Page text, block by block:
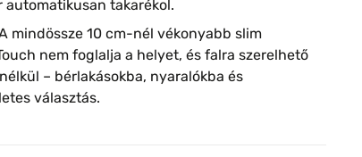
takarékol.
mindössze 10 cm-nél vékonyabb slim
nem foglalja a helyet, és falra szerelhető
– bérlakásokba, nyaralókba és
választás.